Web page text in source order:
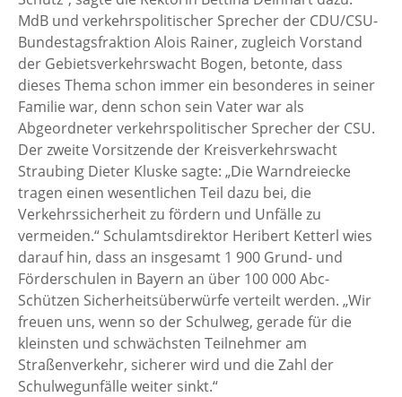
MdB und verkehrspolitischer Sprecher der CDU/CSU-
Bundestagsfraktion Alois Rainer, zugleich Vorstand
der Gebietsverkehrswacht Bogen, betonte, dass
dieses Thema schon immer ein besonderes in seiner
Familie war, denn schon sein Vater war als
Abgeordneter verkehrspolitischer Sprecher der CSU.
Der zweite Vorsitzende der Kreisverkehrswacht
Straubing Dieter Kluske sagte: „Die Warndreiecke
tragen einen wesentlichen Teil dazu bei, die
Verkehrssicherheit zu fördern und Unfälle zu
vermeiden.“ Schulamtsdirektor Heribert Ketterl wies
darauf hin, dass an insgesamt 1 900 Grund- und
Förderschulen in Bayern an über 100 000 Abc-
Schützen Sicherheitsüberwürfe verteilt werden. „Wir
freuen uns, wenn so der Schulweg, gerade für die
kleinsten und schwächsten Teilnehmer am
Straßenverkehr, sicherer wird und die Zahl der
Schulwegunfälle weiter sinkt.“